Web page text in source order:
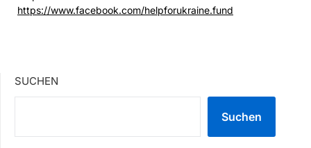
https://www.facebook.com/helpforukraine.fund
SUCHEN
Suchen